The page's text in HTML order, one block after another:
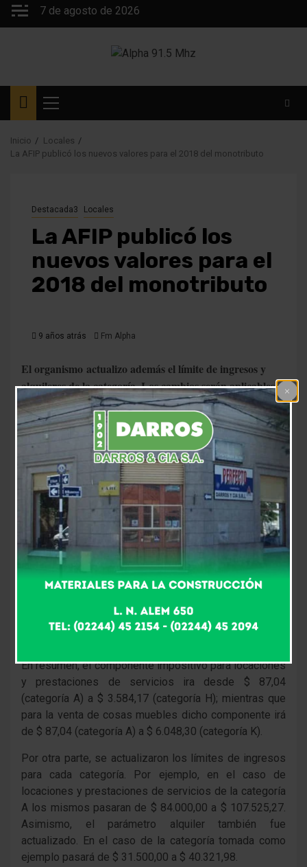
Saltar
7 de agosto de 2026
Menú
principal
Inicio
Locales
La AFIP publicó los nuevos valores para el 2018 del monotributo
Destacada3 Locales
La AFIP publicó los
nuevos valores para el
2018 del monotributo
9 años atrás Fm Alpha
El organismo actualizo además el límite de ingresos y
alquileres de la categoría. Los cambios serán aplicables al
1 de enero próximo
Esta mañana la Administración Federal de Ingresos Públicos
(AFIP) publicó en su sitio web los valores de la cuota
única correspondiente al régimen simplificado para
pequeños contribuyentes más conocido como
monotributo, los cuales resultarán de aplicación desde
el 1 de enero de 2018.
El componente impositivo de la categoría A que es la
más baja pasaría de $ 68,00 a $ 87,04, pasando la
cuota total de $ 787,00 a $ 1.007,41. Por otra parte, la
categoría más alta K, para venta de cosas muebles el
componente impositivo pasaría de $ 4.725,00 a $
6.048,30, pasando la cuota total de $ 5.922,12 a $
En resumen, el componente impositivo para locaciones
y prestaciones de servicios ira desde $ 87,04
(categoría A) a $ 3.584,17 (categoría H); mientras que
para la venta de cosas muebles dicho componente irá
de $ 87,04 (categoría A) a $ 6.048,30 (categoría K).
Por otra parte, se actualizaron los límites de ingresos
para cada categoría. Por ejemplo, en el caso de
locaciones y prestaciones de servicios de la categoría
A los mismos pasaran de $ 84.000,00 a $ 107.525,27.
Asimismo, el parámetro alquiler también fue
actualizado. En el caso de la categoría tomada como
ejemplo pasará de $ 31.500,00 a $ 40.321,98.